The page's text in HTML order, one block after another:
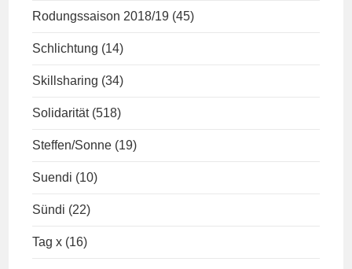
Rodungssaison 2018/19 (45)
Schlichtung (14)
Skillsharing (34)
Solidarität (518)
Steffen/Sonne (19)
Suendi (10)
Sündi (22)
Tag x (16)